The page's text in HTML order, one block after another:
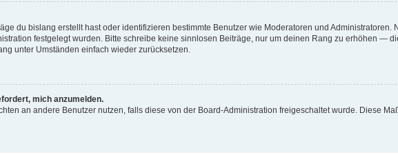
du bislang erstellt hast oder identifizieren bestimmte Benutzer wie Moderatoren und Administratoren.
festgelegt wurden. Bitte schreibe keine sinnlosen Beiträge, nur um deinen Rang zu erhöhen —
unter Umständen einfach wieder zurücksetzen.
mich anzumelden.
an andere Benutzer nutzen, falls diese von der Board-Administration freigeschaltet wurde. Diese